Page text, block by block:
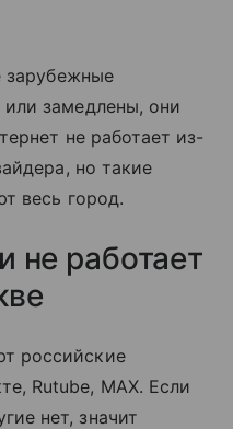
зарубежные
замедлены, они
не работает из-
но такие
весь город.
не работает
российские
Rutube, MAX. Если
нет, значит